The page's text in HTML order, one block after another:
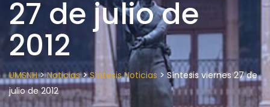
27 de julio de
2012
UMSNH>Noticias>Síntesis Noticias >Síntesis viernes 27 de
julio de 2012